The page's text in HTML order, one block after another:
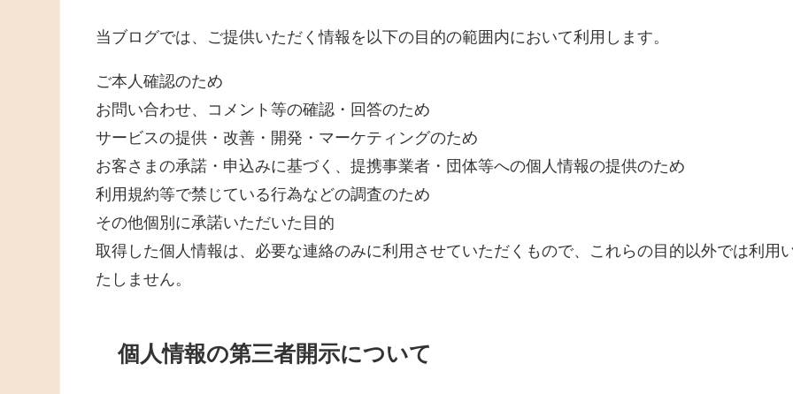
当ブログでは、 ご提供いただく情報を以下の目的の範囲内において利用します。
ご本人確認のため
お問い合わせ、コメント等の確認・回答のため
サービスの提供・改善・開発・マーケティングのため
お客さまの承諾・申込みに基づく、提携事業者・団体等への個人情報の提供のため
利用規約等で禁じている行為などの調査のため
その他個別に承諾いただいた目的
取得した個人情報は、必要な連絡のみに利用させていただくもので、これらの目的以外では利用
たしません。
個人情報の第三者開示について